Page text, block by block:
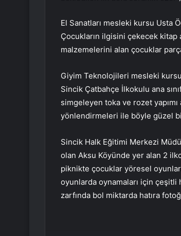
El Sanatları mesleki kursu Usta
Çocukların ilgisini çekecek kitap
malzemelerini alan çocuklar
Giyim Teknolojileri mesleki
Sincik Çatbahçe İlkokulu ana
simgeleyen toka ve rozet
yönlendirmeleri ile böyle güzel
Sincik Halk Eğitimi Merkezi
olan Aksu Köyünde yer alan 2
piknikte çocuklar yöresel
oyunlarda oynamaları için
zarfında bol miktarda hatıra